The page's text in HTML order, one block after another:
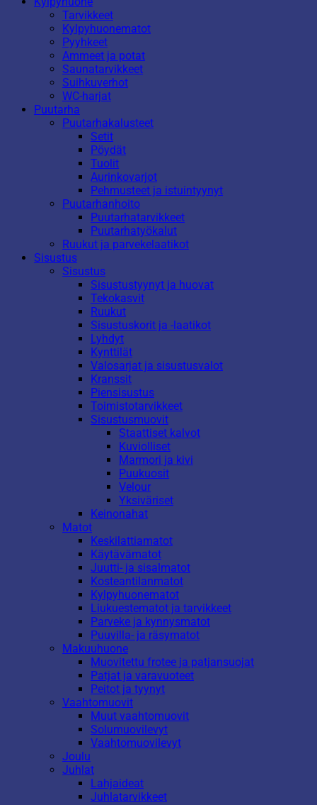
Tarvikkeet
Kylpyhuonematot
Pyyhkeet
Ammeet ja potat
Saunatarvikkeet
Suihkuverhot
WC-harjat
Puutarha
Puutarhakalusteet
Setit
Pöydät
Tuolit
Aurinkovarjot
Pehmusteet ja istuintyynyt
Puutarhanhoito
Puutarhatarvikkeet
Puutarhatyökalut
Ruukut ja parvekelaatikot
Sisustus
Sisustus
Sisustustyynyt ja huovat
Tekokasvit
Ruukut
Sisustuskorit ja -laatikot
Lyhdyt
Kynttilät
Valosarjat ja sisustusvalot
Kranssit
Piensisustus
Toimistotarvikkeet
Sisustusmuovit
Staattiset kalvot
Kuviolliset
Marmori ja kivi
Puukuosit
Velour
Yksiväriset
Keinonahat
Matot
Keskilattiamatot
Käytävämatot
Juutti- ja sisalmatot
Kosteantilanmatot
Kylpyhuonematot
Liukuestematot ja tarvikkeet
Parveke ja kynnysmatot
Puuvilla- ja räsymatot
Makuuhuone
Muovitettu frotee ja patjansuojat
Patjat ja varavuoteet
Peitot ja tyynyt
Vaahtomuovit
Muut vaahtomuovit
Solumuovilevyt
Vaahtomuovilevyt
Joulu
Juhlat
Lahjaideat
Juhlatarvikkeet